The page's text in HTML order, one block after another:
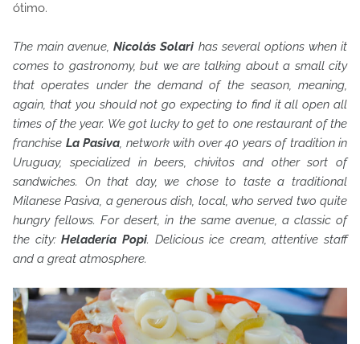
ótimo.
The main avenue,Nicolás Solarihas several options when it
comes to gastronomy, but we are talking about a small city
that operates under the demand of the season, meaning,
again, that you should not go expecting to find it all open all
times of the year. We got lucky to get to one restaurant of the
franchise La Pasiva, network with over 40 years of tradition in
Uruguay, specialized in beers, chivitos and other sort of
sandwiches. On that day, we chose to taste a traditional
Milanese Pasiva, a generous dish, local, who served two quite
hungry fellows. For desert, in the same avenue, a classic of
the city:Heladería Popi. Delicious ice cream, attentive staff
and a great atmosphere.